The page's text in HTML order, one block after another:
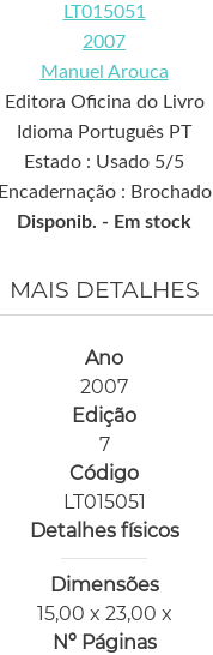
LT015051
2007
Manuel Arouca
Editora Oficina do Livro
Idioma Português PT
Estado : Usado 5/5
Encadernação : Brochado
Disponib. - Em stock
MAIS DETALHES
Ano
2007
Edição
7
Código
LT015051
Detalhes físicos
Dimensões
15,00 x 23,00 x
Nº Páginas